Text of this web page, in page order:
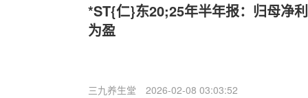
*ST{仁}东20;25年半年报：归母净
为盈
三九养生堂 2026-02-08 03:03:52